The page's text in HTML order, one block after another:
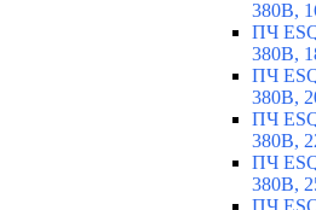
380В,
ПЧ
380В,
ПЧ
380В,
ПЧ
380В,
ПЧ
380В,